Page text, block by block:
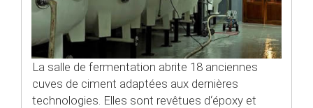
La salle de fermentation abrite 18 anciennes
cuves de ciment adaptées aux dernières
technologies. Elles sont revêtues d‘époxy et